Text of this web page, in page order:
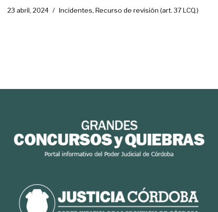
23 abril, 2024 Incidentes, Recurso de revisión (art. 37 LCQ.)